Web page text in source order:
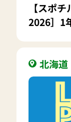
【スポ
2026］1
北海道